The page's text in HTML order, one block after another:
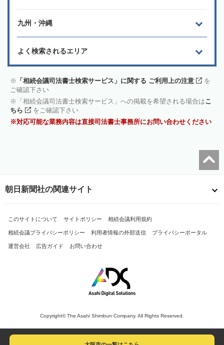
九州・沖縄
よく検索されるエリア
「相続会議司法書士検索サービス」に関する ご利用上の注意
を
ご確認下さい
「相続会議司法書士検索サービス」への掲載を希望される場合はこ
ちら
をご確認下さい
対応可能な業務内容は直接司法書士事務所にお問い合わせください
朝日新聞社の関連サイト
このサイトについて サイトポリシー 相続会議利用規約
相続会議プライバシーポリシー 利用者情報の外部送信 プライバシーポータル
運営会社 広告ガイド お問い合わせ
Copyright© The Asahi Shimbun Company. All Rights Reserved.